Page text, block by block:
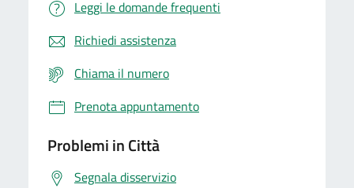
Leggi le domande frequenti
Richiedi assistenza
Chiama il numero
Prenota appuntamento
Problemi in Città
Segnala disservizio